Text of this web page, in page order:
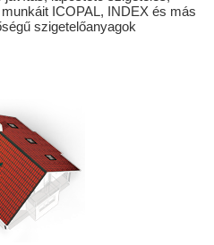
ICOPAL, INDEX és más
szigetelőanyagok